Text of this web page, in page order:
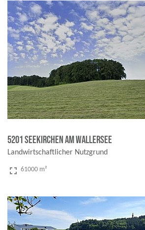
5201 Seekirchen am Wallersee
Landwirtschaftlicher Nutzgrund
fullscreen 61000 m²